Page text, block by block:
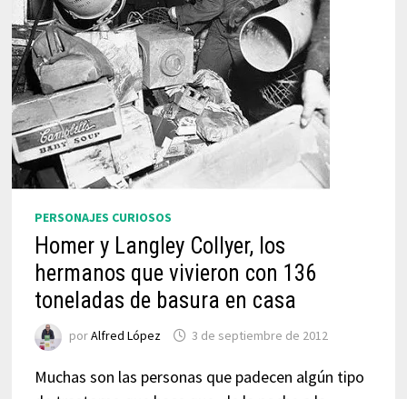
PERSONAJES CURIOSOS
Homer y Langley Collyer, los
hermanos que vivieron con 136
toneladas de basura en casa
porAlfred López 3 de septiembre de 2012
Muchas son las personas que padecen algún tipo